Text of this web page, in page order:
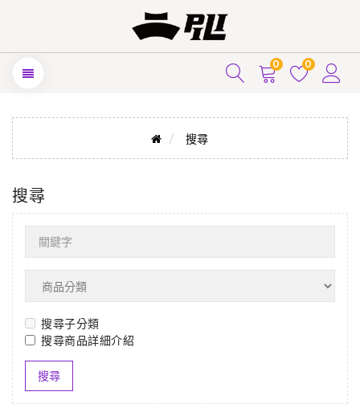
0 0
搜尋
搜尋
搜尋子分類
搜尋商品詳細介紹